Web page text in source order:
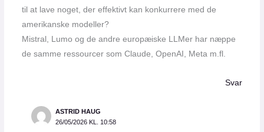
til at lave noget, der effektivt kan konkurrere med de
amerikanske modeller?
Mistral, Lumo og de andre europæiske LLMer har næppe
de samme ressourcer som Claude, OpenAI, Meta m.fl.
Svar
ASTRID HAUG
26/05/2026 KL. 10:58